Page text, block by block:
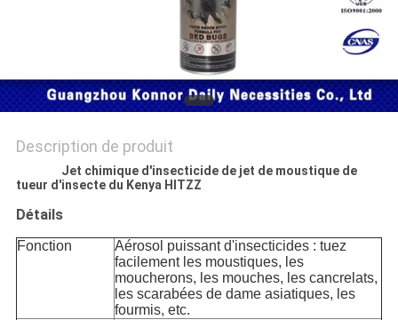
Description de produit
Jet chimique d'insecticide de jet de moustique de
tueur d'insecte du Kenya HITZZ
Détails
Fonction
Aérosol puissant d'insecticides : tuez
facilement les moustiques, les
moucherons, les mouches, les cancrelats,
les scarabées de dame asiatiques, les
fourmis, etc.